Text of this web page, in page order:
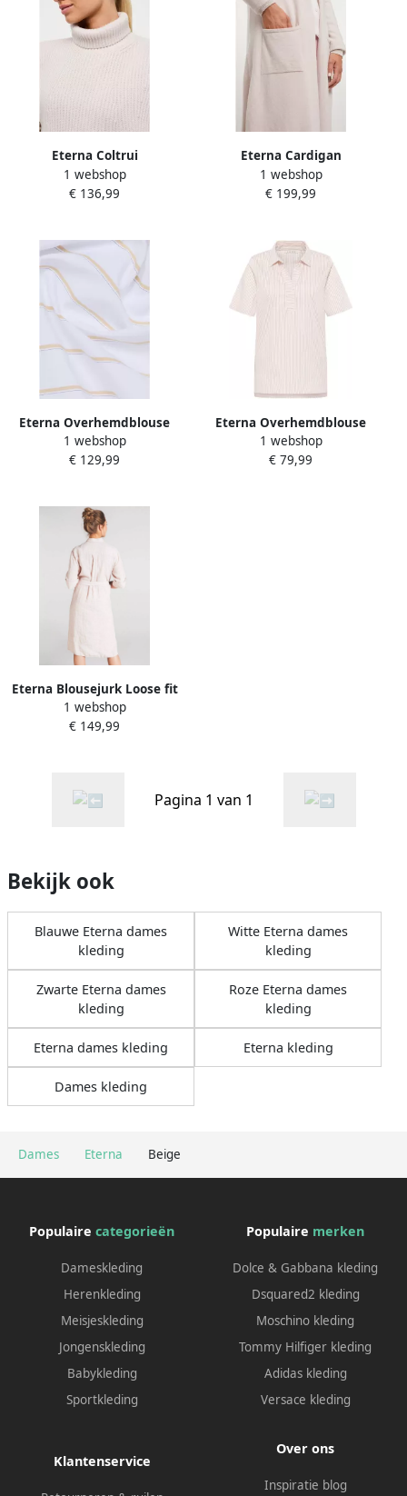
Dames Eterna Beige
Eterna Coltrui
1 webshop
€ 136,99
Eterna Cardigan
1 webshop
€ 199,99
Eterna Overhemdblouse
Loose fit
1 webshop
€ 129,99
Eterna Overhemdblouse
Regular fit
1 webshop
€ 79,99
Eterna Blousejurk Loose fit
1 webshop
€ 149,99
Pagina 1 van 1
Bekijk ook
Blauwe Eterna dames
kleding
Witte Eterna dames
kleding
Zwarte Eterna dames
kleding
Roze Eterna dames
kleding
Eterna dames kleding Eterna kleding
Dames kleding
Populaire categorieën
Dameskleding
Herenkleding
Meisjeskleding
Jongenskleding
Babykleding
Sportkleding
Populaire merken
Dolce & Gabbana kleding
Dsquared2 kleding
Moschino kleding
Tommy Hilfiger kleding
Adidas kleding
Versace kleding
Klantenservice
Over ons
Inspiratie blog